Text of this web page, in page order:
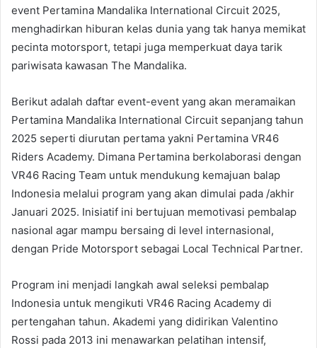
event Pertamina Mandalika International Circuit 2025,
menghadirkan hiburan kelas dunia yang tak hanya memikat
pecinta motorsport, tetapi juga memperkuat daya tarik
pariwisata kawasan The Mandalika.
Berikut adalah daftar event-event yang akan meramaikan
Pertamina Mandalika International Circuit sepanjang tahun
2025 seperti diurutan pertama yakni Pertamina VR46
Riders Academy. Dimana Pertamina berkolaborasi dengan
VR46 Racing Team untuk mendukung kemajuan balap
Indonesia melalui program yang akan dimulai pada /akhir
Januari 2025. Inisiatif ini bertujuan memotivasi pembalap
nasional agar mampu bersaing di level internasional,
dengan Pride Motorsport sebagai Local Technical Partner.
Program ini menjadi langkah awal seleksi pembalap
Indonesia untuk mengikuti VR46 Racing Academy di
pertengahan tahun. Akademi yang didirikan Valentino
Rossi pada 2013 ini menawarkan pelatihan intensif,